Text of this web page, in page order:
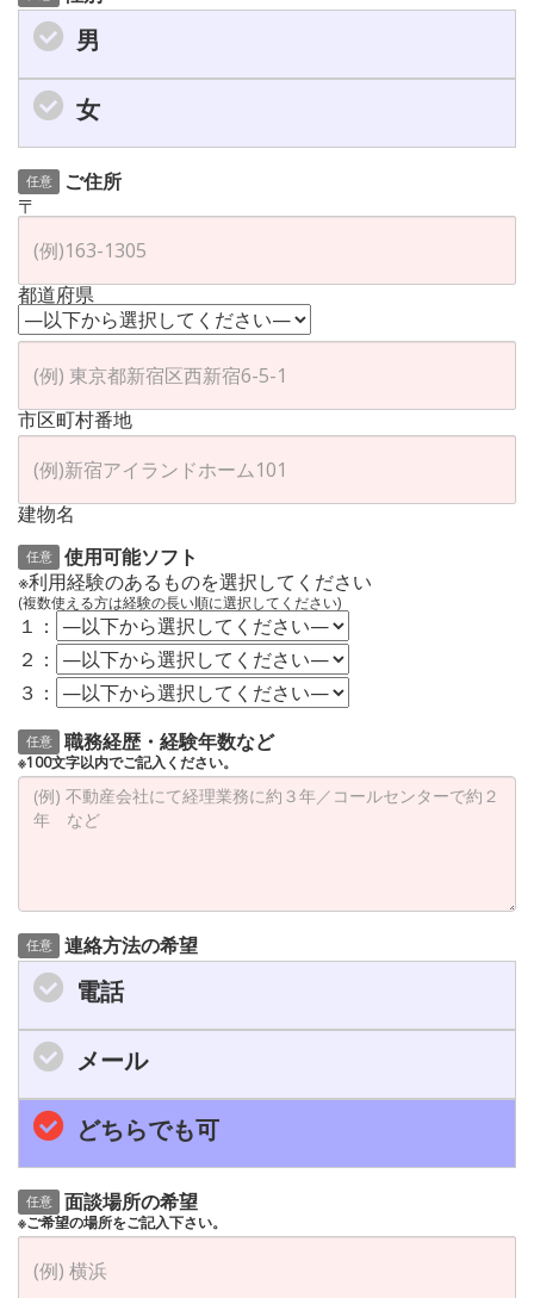
男
女
任意
ご住所
〒
都道府県
市区町村番地
建物名
任意
使用可能ソフト
※利用経験のあるものを選択してください
(複数使える方は経験の長い順に選択してください)
１：
２：
３：
任意 職務経歴・経験年数など
※100文字以内でご記入ください。
任意 連絡方法の希望
電話
メール
どちらでも可
任意 面談場所の希望
※ご希望の場所をご記入下さい。